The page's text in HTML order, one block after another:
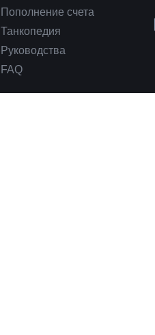
Пополнение счета
Танкопедия
Руководства
FAQ